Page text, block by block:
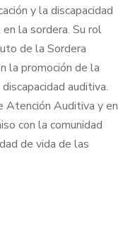
y la discapacidad
la sordera. Su rol
de la Sordera
la promoción de la
auditiva.
Atención Auditiva y en
con la comunidad
de vida de las